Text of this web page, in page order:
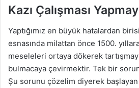
Kazı Çalışması
Yaptığımız en büyük hatalardan
esnasında milattan önce 1500.
meseleleri ortaya dökerek
bulmacaya çevirmektir. Tek bir
Şu sorunu çözelim diyerek